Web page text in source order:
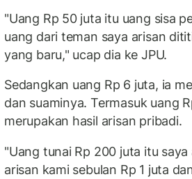
"Uang Rp 50 juta itu uang sisa
uang dari teman saya arisan
yang baru," ucap dia ke JPU.
Sedangkan uang Rp 6 juta, ia
dan suaminya. Termasuk uang
merupakan hasil arisan pribadi.
"Uang tunai Rp 200 juta itu
arisan kami sebulan Rp 1 juta